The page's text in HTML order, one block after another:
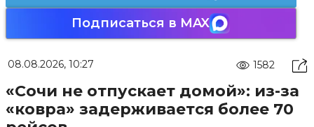
Подписаться в MAX
08.08.2026, 10:27 1582
«Сочи не отпускает домой»: из-за
«ковра» задерживается более 70